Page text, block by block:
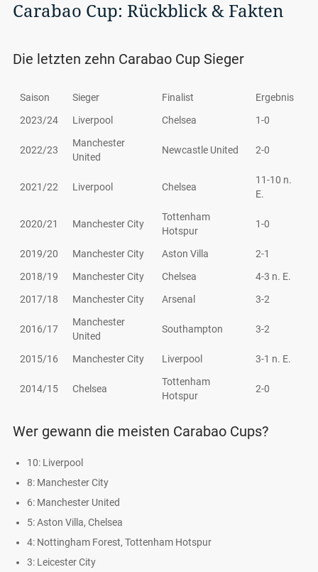
Carabao Cup: Rückblick & Fakten
Die letzten zehn Carabao Cup Sieger
Saison Sieger Finalist
Ergebnis
2023/24
Liverpool Chelsea 1-0
2022/23
Manchester
United
Newcastle United 2-0
2021/22 Liverpool Chelsea
11-10 n.
E.
2020/21 Manchester City
Tottenham
Hotspur
1-0
2019/20 Manchester City Aston Villa
2-1
2018/19
Manchester City Chelsea
4-3 n. E.
2017/18
Manchester City Arsenal 3-2
2016/17
Manchester
United
Southampton 3-2
2015/16 Manchester City Liverpool 3-1 n. E.
2014/15 Chelsea
Tottenham
Hotspur
2-0
Wer gewann die meisten Carabao Cups?
10: Liverpool
8: Manchester City
6: Manchester United
5: Aston Villa, Chelsea
4: Nottingham Forest, Tottenham Hotspur
3: Leicester City